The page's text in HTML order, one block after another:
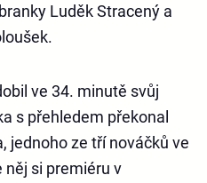
Luděk Stracený a
ve 34. minutě svůj
s přehledem překonal
jednoho ze tří nováčků ve
něj si premiéru v